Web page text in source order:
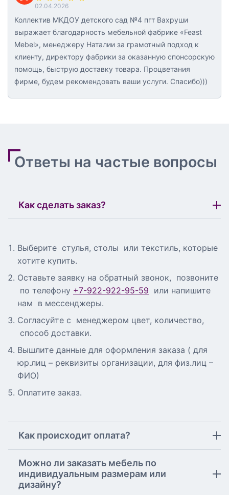
02.04.2026
Коллектив МКДОУ детского сад №4 пгт Вахруши
выражает благодарность мебельной фабрике «Feast
Mebel», менеджеру Наталии за грамотный подход к
клиенту, директору фабрики за оказанную спонсорскую
помощь, быструю доставку товара. Процветания
фирме, будем рекомендовать ваши услуги. Спасибо)))
Ответы на частые вопросы
Как сделать заказ?
Выберите стулья, столы или текстиль, которые
хотите купить.
Оставьте заявку на обратный звонок, позвоните
по телефону +7-922-922-95-59 или напишите
нам в мессенджеры.
Согласуйте с менеджером цвет, количество,
способ доставки.
Вышлите данные для оформления заказа ( для
юр.лиц – реквизиты организации, для физ.лиц –
ФИО)
Оплатите заказ.
Как происходит оплата?
Можно ли заказать мебель по
индивидуальным размерам или
дизайну?